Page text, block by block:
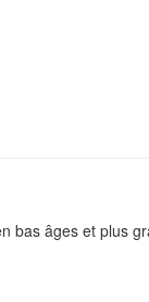
bas âges et plus